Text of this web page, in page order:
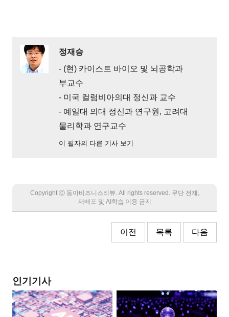
정재승
- (현) 카이스트 바이오 및 뇌공학과
부교수
- 미국 컬럼비아의대 정신과 교수
- 예일대 의대 정신과 연구원, 고려대
물리학과 연구교수
이 필자의 다른 기사 보기
Copyright Ⓒ 동아비즈니스리뷰. All rights reserved. 무단 전재,
재배포 및 AI학습 이용 금지
이전 목록 다음
인기기사